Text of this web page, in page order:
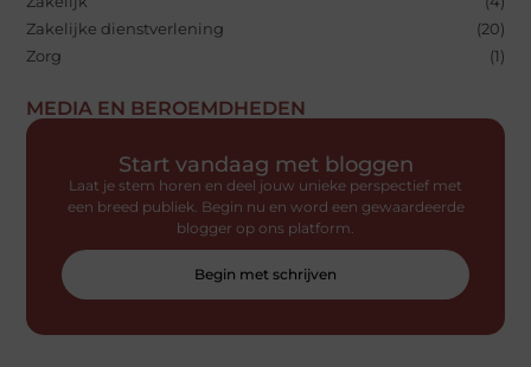
Zakelijke dienstverlening
(20)
Zorg
(1)
MEDIA EN BEROEMDHEDEN
Start vandaag met bloggen
Laat je stem horen en deel jouw unieke perspectief met
een breed publiek. Begin nu en word een gewaardeerde
blogger op ons platform.
Begin met schrijven